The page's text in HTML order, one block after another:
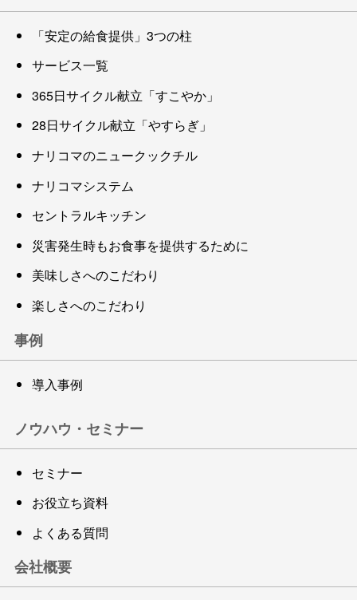
「安定の給食提供」3つの柱
サービス一覧
365日サイクル献立「すこやか」
28日サイクル献立「やすらぎ」
ナリコマのニュークックチル
ナリコマシステム
セントラルキッチン
災害発生時もお食事を提供するために
美味しさへのこだわり
楽しさへのこだわり
事例
導入事例
ノウハウ・セミナー
セミナー
お役立ち資料
よくある質問
会社概要